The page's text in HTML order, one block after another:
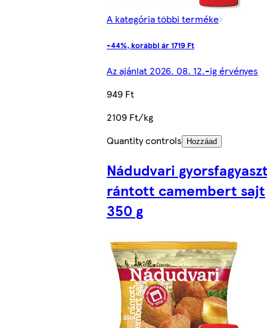
A kategória többi terméke
-44%, korábbi ár 1719 Ft
Az ajánlat 2026. 08. 12.-ig érvényes
949 Ft
2109 Ft/kg
Quantity controls
Hozzáad
Nádudvari
rántott camembert sajt
350 g